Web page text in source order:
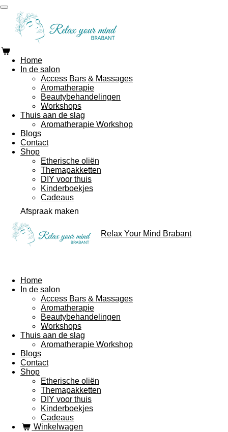
Ga
direct
naar
hoofdinhoud
Home
In de salon
Access Bars & Massages
Aromatherapie
Beautybehandelingen
Workshops
Thuis aan de slag
Aromatherapie Workshop
Blogs
Contact
Shop
Etherische oliën
Themapakketten
DIY voor thuis
Kinderboekjes
Cadeaus
Afspraak maken
Relax Your Mind Brabant
Home
In de salon
Access Bars & Massages
Aromatherapie
Beautybehandelingen
Workshops
Thuis aan de slag
Aromatherapie Workshop
Blogs
Contact
Shop
Etherische oliën
Themapakketten
DIY voor thuis
Kinderboekjes
Cadeaus
Winkelwagen